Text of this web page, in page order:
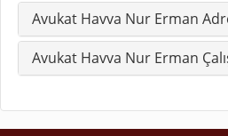
Avukat Havva Nur Erman
Avukat Havva Nur Erman